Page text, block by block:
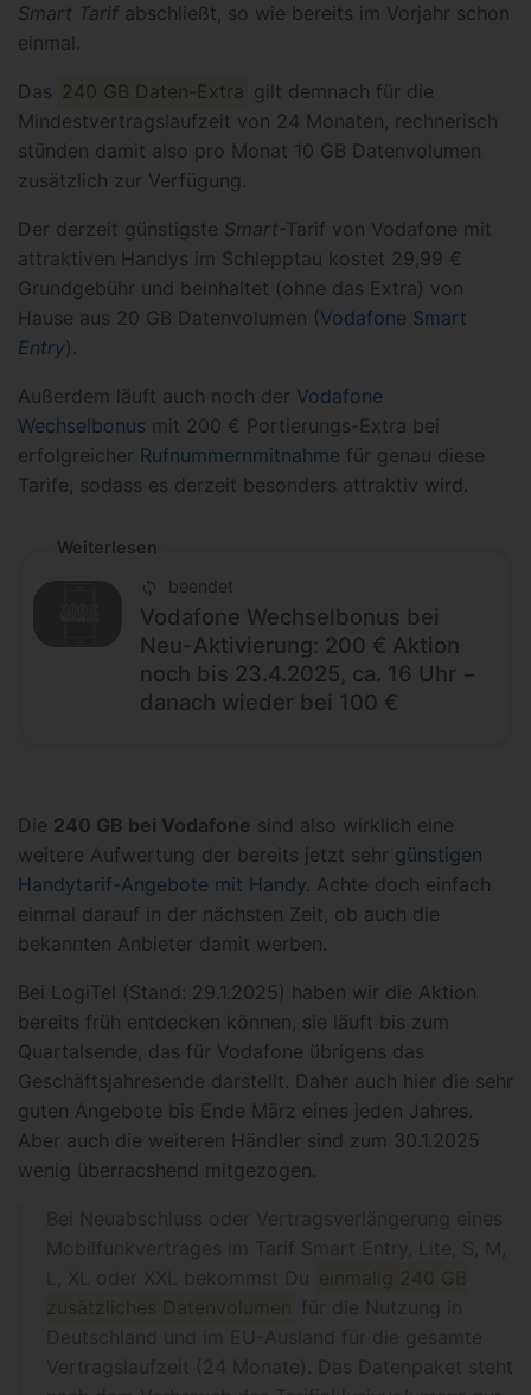
Smart Tarif abschließt, so wie bereits im Vorjahr schon
einmal.
Das 240 GB Daten-Extra gilt demnach für die
Mindestvertragslaufzeit von 24 Monaten, rechnerisch
stünden damit also pro Monat 10 GB Datenvolumen
zusätzlich zur Verfügung.
Der derzeit günstigste Smart -Tarif von Vodafone mit
attraktiven Handys im Schlepptau kostet 29,99 €
Grundgebühr und beinhaltet (ohne das Extra) von
Hause aus 20 GB Datenvolumen (Vodafone Smart
Entry).
Außerdem läuft auch noch der Vodafone
Wechselbonus mit 200 € Portierungs-Extra bei
erfolgreicher Rufnummernmitnahme für genau diese
Tarife, sodass es derzeit besonders attraktiv wird.
Weiterlesen
beendet
Vodafone Wechselbonus bei
Neu-Aktivierung: 200 € Aktion
noch bis 23.4.2025, ca. 16 Uhr −
danach wieder bei 100 €
Die 240 GB bei Vodafone sind also wirklich eine
weitere Aufwertung der bereits jetzt sehr günstigen
Handytarif-Angebote mit Handy. Achte doch einfach
einmal darauf in der nächsten Zeit, ob auch die
bekannten Anbieter damit werben.
Bei LogiTel (Stand: 29.1.2025) haben wir die Aktion
bereits früh entdecken können, sie läuft bis zum
Quartalsende, das für Vodafone übrigens das
Geschäftsjahresende darstellt. Daher auch hier die sehr
guten Angebote bis Ende März eines jeden Jahres.
Aber auch die weiteren Händler sind zum 30.1.2025
wenig überracshend mitgezogen.